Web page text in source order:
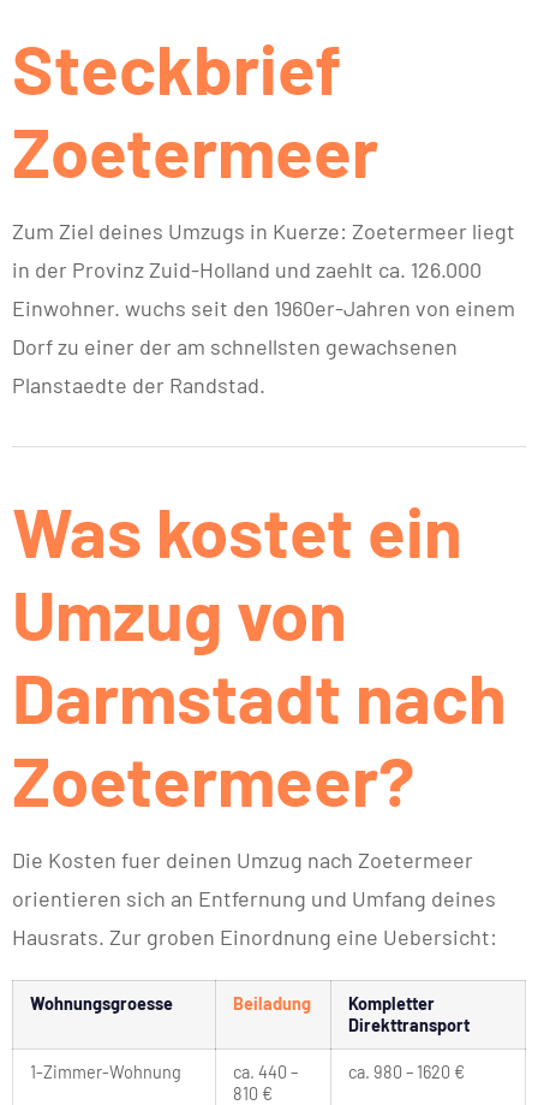
Steckbrief
Zoetermeer
Zum Ziel deines Umzugs in Kuerze: Zoetermeer liegt
in der Provinz Zuid-Holland und zaehlt ca. 126.000
Einwohner. wuchs seit den 1960er-Jahren von einem
Dorf zu einer der am schnellsten gewachsenen
Planstaedte der Randstad.
Was kostet ein
Umzug von
Darmstadt nach
Zoetermeer?
Die Kosten fuer deinen Umzug nach Zoetermeer
orientieren sich an Entfernung und Umfang deines
Hausrats. Zur groben Einordnung eine Uebersicht:
Wohnungsgroesse Beiladung
Kompletter
Direkttransport
1-Zimmer-Wohnung
ca. 440 –
810 €
ca. 980 – 1620 €